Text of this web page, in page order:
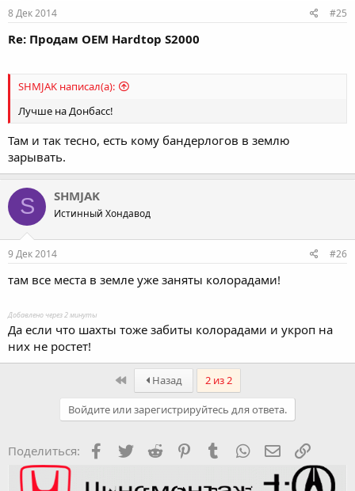
8 Дек 2014 #25
Re: Продам OEM Hardtop S2000
SHMJAK написал(а):
Лучше на Донбасс!
Там и так тесно, есть кому бандерлогов в землю
зарывать.
S SHMJAK
Истинный Хондавод
9 Дек 2014 #26
там все места в земле уже заняты колорадами!
Добавлено через 2 минуты
Да если что шахты тоже забиты колорадами и укроп на
них не ростет!
First Назад 2 из 2
Войдите или зарегистрируйтесь для ответа.
Поделиться: Facebook
TwitterReddit PinterestTumblr WhatsApp Ссылка